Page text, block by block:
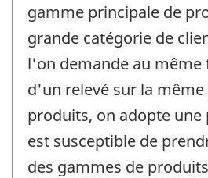
gamme principale de
grande catégorie de
l'on demande au même
d'un relevé sur la
produits, on adopte une
est susceptible de
des gammes de